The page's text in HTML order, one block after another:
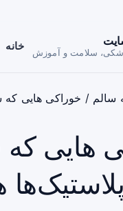
سلامت و آموزش خانه
سالم / خوراکی هایی که
هایی که